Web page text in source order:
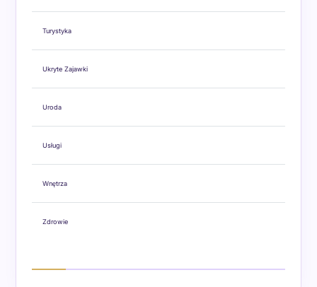
Turystyka
Ukryte Zajawki
Uroda
Usługi
Wnętrza
Zdrowie